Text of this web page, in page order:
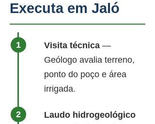
Executa em Jaló
Visita técnica —
Geólogo avalia terreno,
ponto do poço e área
irrigada.
Laudo hidrogeológico